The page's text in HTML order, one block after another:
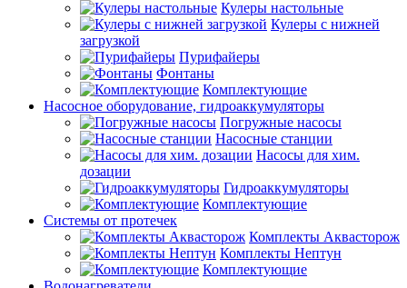
Кулеры настольные
Кулеры с нижней
загрузкой
Пурифайеры
Фонтаны
Комплектующие
Насосное оборудование, гидроаккумуляторы
Погружные насосы
Насосные станции
Насосы для хим.
дозации
Гидроаккумуляторы
Комплектующие
Системы от протечек
Комплекты Аквасторож
Комплекты Нептун
Комплектующие